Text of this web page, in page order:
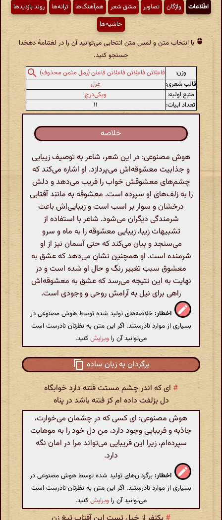
اطّلاعات واژگان تصاویر مشق شعر هم‌آهنگ‌ها ترانه‌ها
روند بازدیدها
حاشیه‌ها
با انتخاب متن و لمس متن انتخابی می‌توانید آن را در لغتنامهٔ دهخدا
جستجو کنید.
وزن:
فاعلاتن فاعلاتن فاعلاتن فاعلن (رمل مثمن محذوف)
قالب شعری:
غزل
منبع اولیه:
ویکی‌درج
تعداد ابیات:
۱۱
خلاصه
هوش مصنوعی: در این شعر، شاعر به توصیف زیبایی
و جذابیت معشوقه‌اش می‌پردازد. او اشاره می‌کند که
چشم‌های معشوقش خواب را فریب می‌دهد و دلش
را به زلف‌های او سپرده است. معشوقه به مانند آفتابی
درخشان و سوار بر اسب است و زیبایی‌اش باعث
شرمندگی دیگران می‌شود. شاعر با استفاده از
تشبیهات زیبا، زیبایی معشوقه را به ماه و سرو
می‌سنجد و بیان می‌کند که حتی آسمان نیز از او
شرمنده است. او همچنین نشان می‌دهد که عشق به
معشوق سبب تغییر رنگ و حال او شده است و در
نهایت به این نتیجه می‌رسد که عشق به معشوقه‌اش
راهی برای نیل به آرامش روحی و وجودی است.
اخطار: خلاصه‌های تولید شده توسط هوش مصنوعی در
بسیاری از موارد نادرستند. اگر این متن به نظرتان نادرست است
می‌توانید آن را ویرایشکنید.
برگردان به زبان ساده
# ای که اندر چشم مستت فتنه دارد خوابگاه
دل بزلفت داده ام کز فتنه باشد در پناه
هوش مصنوعی: ای کسی که در چشمان می‌خوارت،
جاذبه و فریبایی وجود دارد، من دل خود را به موهایت
سپرده‌ام، زیرا این فریبایی می‌تواند مرا در امان نگه
دارد.
اخطار: برگردان‌های تولید شده توسط هوش مصنوعی در
بسیاری از موارد نادرستند. اگر این متن به نظرتان نادرست است
می‌توانید آن را ویرایشکنید.